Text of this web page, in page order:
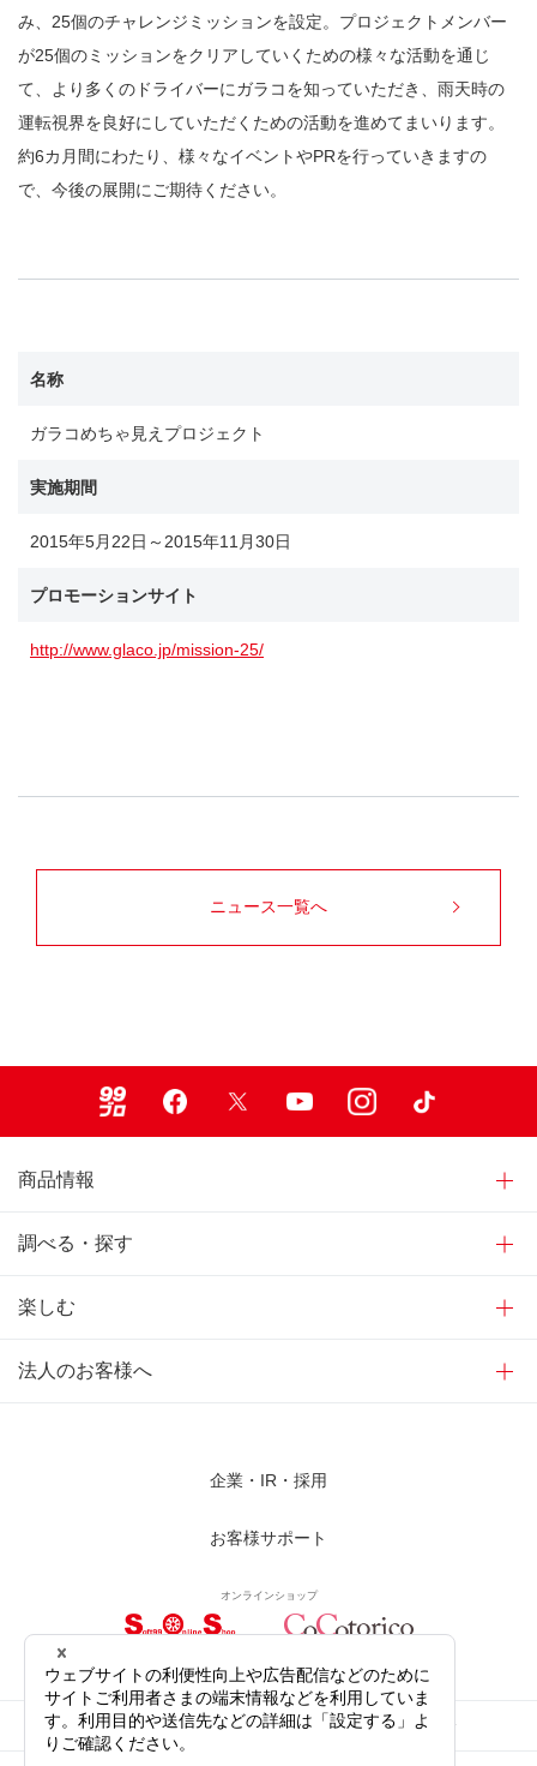
み、25個のチャレンジミッションを設定。プロジェクトメンバー
が25個のミッションをクリアしていくための様々な活動を通じ
て、より多くのドライバーにガラコを知っていただき、雨天時の
運転視界を良好にしていただくための活動を進めてまいります。
約6カ月間にわたり、様々なイベントやPRを行っていきますの
で、今後の展開にご期待ください。
名称
ガラコめちゃ見えプロジェクト
実施期間
2015年5月22日～2015年11月30日
プロモーションサイト
http://www.glaco.jp/mission-25/
ニュース一覧へ
商品情報
調べる・探す
楽しむ
法人のお客様へ
企業・IR・採用
お客様サポート
オンラインショップ
サイトご利用にあたって プライバシーポリシー